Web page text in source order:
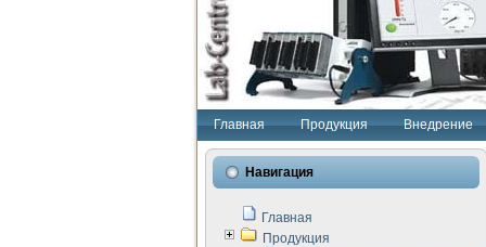
Главная Продукция Внедрение
Навигация
Главная
Продукция